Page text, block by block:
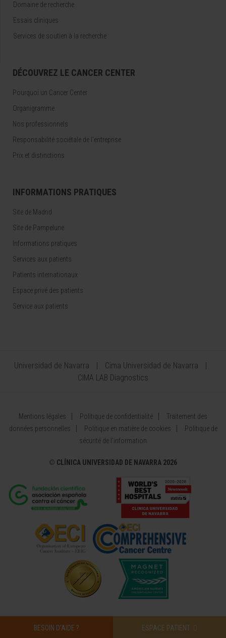
BESOIN D’AIDE ? ESPACE PATIENT
Domaine de recherche
Essais cliniques
Services de soutien à la recherche
DÉCOUVREZ LE CANCER CENTER
Pourquoi un Cancer Center
Organigramme
Nos professionnels
Responsabilité sociétale de l’entreprise
Prix et distinctions
INFORMATIONS PRATIQUES
Site de Madrid
Site de Pampelune
Informations pratiques
Services aux patients
Patients internationaux
Espace privé des patients
Service aux patients
Universidad de Navarra
Cima Universidad de Navarra
CIMA LAB Diagnostics
Mentions légales Politique de confidentialité
Traitement des
données personnelles
Politique en matière de cookies
Politique de
sécurité de l'information
© CLÍNICA UNIVERSIDAD DE NAVARRA 2026